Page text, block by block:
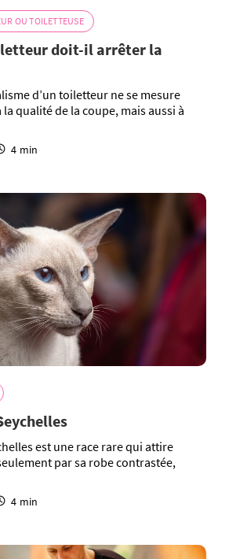
OU TOILETTEUSE
doit-il arrêter la
d’un toiletteur ne se mesure
qualité de la coupe, mais aussi à
4 min
est une race rare qui attire
par sa robe contrastée,
4 min